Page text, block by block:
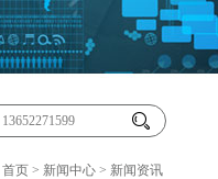
首页 > 新闻中心 > 新闻资讯